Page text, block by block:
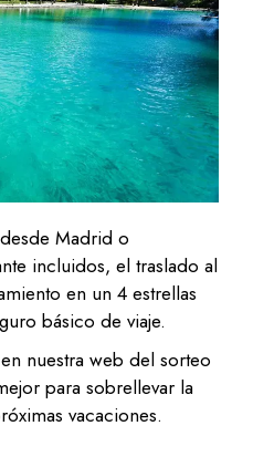
Madrid o
incluidos, el traslado al
en un 4 estrellas
básico de viaje.
nuestra web del sorteo
para sobrellevar la
vacaciones.